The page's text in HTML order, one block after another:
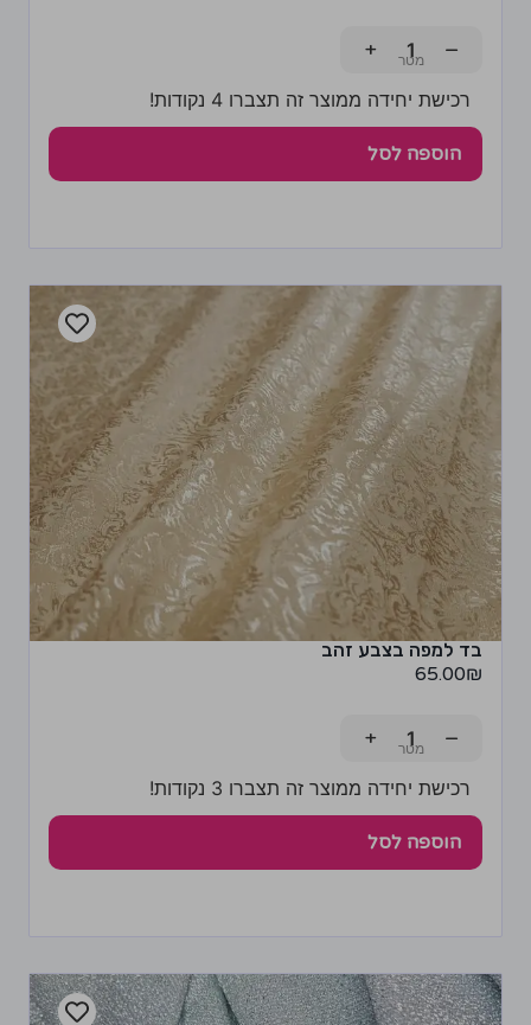
−
+
רכישת יחידה ממוצר זה תצברו 4 נקודות!
הוספה לסל
בד למפה בצבע זהב
65.00₪
−
+
רכישת יחידה ממוצר זה תצברו 3 נקודות!
הוספה לסל